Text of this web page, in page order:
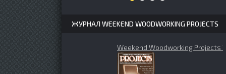
ЖУРНАЛ WEEKEND WOODWORKING PROJECTS
Weekend Woodworking Projects